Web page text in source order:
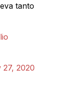
tanto
27, 2020